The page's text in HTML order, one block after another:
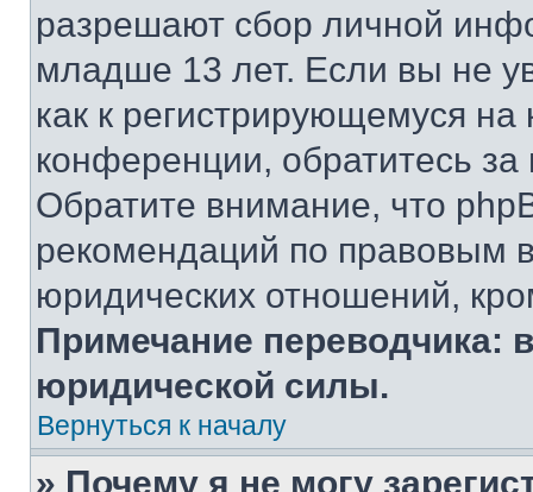
разрешают сбор личной
младше 13 лет. Если вы не
как к регистрирующемуся
конференции, обратитесь
Обратите внимание, что
рекомендаций по правовым
юридических отношений,
Примечание переводчика:
юридической силы.
Вернуться к началу
» Почему я не могу